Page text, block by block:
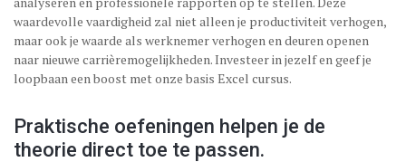
waardevolle vaardigheid zal niet alleen je productiviteit verhogen,
maar ook je waarde als werknemer verhogen en deuren openen
naar nieuwe carrièremogelijkheden. Investeer in jezelf en geef je
loopbaan een boost met onze basis Excel cursus.
Praktische oefeningen helpen je de
theorie direct toe te passen.